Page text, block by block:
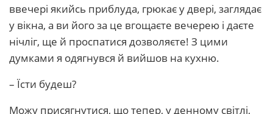
ввечері якийсь приблуда, грюкає у двері, заглядає
у вікна, а ви його за це вгощаєте вечерею і даєте
нічліг, ще й проспатися дозволяєте! З цими
думками я одягнувся й вийшов на кухню.
– Їсти будеш?
Можу присягнутися, що тепер, у денному світлі,